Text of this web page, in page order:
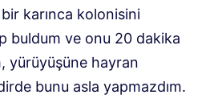
karınca kolonisini
buldum ve onu 20 dakika
yürüyüşüne hayran
bunu asla yapmazdım.